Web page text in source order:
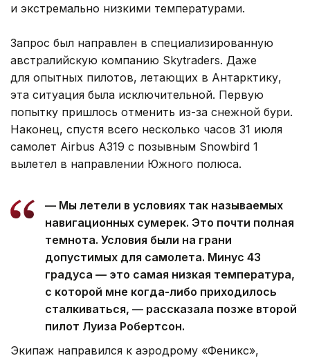
и экстремально низкими температурами.
Запрос был направлен в специализированную
австралийскую компанию Skytraders. Даже
для опытных пилотов, летающих в Антарктику,
эта ситуация была исключительной. Первую
попытку пришлось отменить из-за снежной бури.
Наконец, спустя всего несколько часов 31 июля
самолет Airbus A319 с позывным Snowbird 1
вылетел в направлении Южного полюса.
— Мы летели в условиях так называемых
навигационных сумерек. Это почти полная
темнота. Условия были на грани
допустимых для самолета. Минус 43
градуса — это самая низкая температура,
с которой мне когда-либо приходилось
сталкиваться, — рассказала позже второй
пилот Луиза Робертсон.
Экипаж направился к аэродрому «Феникс»,